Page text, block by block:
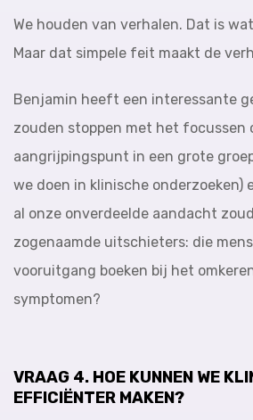
We houden van verhalen. Dat is
Maar dat simpele feit maakt de
Benjamin heeft een interessante
zouden stoppen met het focussen
aangrijpingspunt in een grote
we doen in klinische onderzoeken)
al onze onverdeelde aandacht
zogenaamde uitschieters: die
vooruitgang boeken bij het
symptomen?
VRAAG 4. HOE KUNNEN WE
EFFICIËNTER MAKEN?